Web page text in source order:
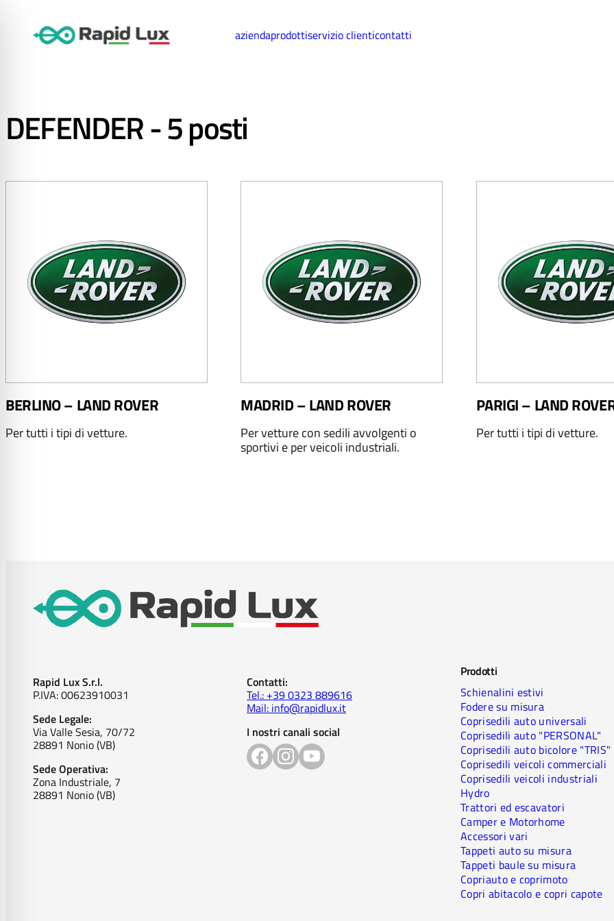
aziendaprodottiservizio clienticontatti
DEFENDER - 5 posti
BERLINO – LAND ROVER
Per tutti i tipi di vetture.
MADRID – LAND ROVER
Per vetture con sedili avvolgenti o
sportivi e per veicoli industriali.
PARIGI – LAND
Per tutti i tipi di vetture.
Rapid Lux S.r.l.
P.IVA: 00623910031
Sede Legale:
Via Valle Sesia, 70/72
28891 Nonio (VB)
Sede Operativa:
Zona Industriale, 7
28891 Nonio (VB)
Contatti:
Tel.: +39 0323 889616
Mail: info@rapidlux.it
I nostri canali social
Prodotti
Schienalini estivi
Fodere su misura
Coprisedili auto universali
Coprisedili auto "PERSONAL"
Coprisedili auto bicolore "TRIS"
Coprisedili veicoli commerciali
Coprisedili veicoli industriali
Hydro
Trattori ed escavatori
Camper e Motorhome
Accessori vari
Tappeti auto su misura
Tappeti baule su misura
Copriauto e coprimoto
Copri abitacolo e copri capote